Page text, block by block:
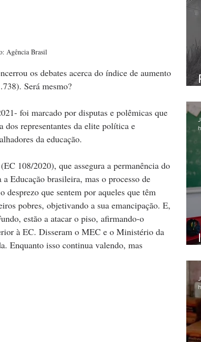
Agência Brasil
os debates acerca do índice de aumento
Será mesmo?
foi marcado por disputas e polêmicas que
dos representantes da elite política e
da educação.
108/2020), que assegura a permanência do
Educação brasileira, mas o processo de
que sentem por aqueles que têm
pobres, objetivando a sua emancipação. E,
estão a atacar o piso, afirmando-o
à EC. Disseram o MEC e o Ministério da
Enquanto isso continua valendo, mas